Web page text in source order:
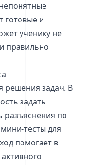
готовые и
ученику не
правильно
решения задач. В
задать
разъяснения по
тесты для
помогает в